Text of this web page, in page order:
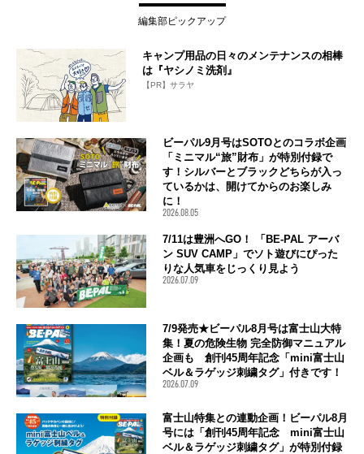
編集部ピックアップ
キャンプ用品の日々のメンテナンスの相棒
は『ヤシノミ洗剤』
【PR】サラヤ
ビーパル9月号はSOTOとのコラボ企画
「ミニマル“旅”財布」が特別付録で
す！シルバーとブラックどちらが入っ
ているかは、開けてからのお楽しみ
に！
2026.08.05
7/11は豊洲へGO！ 「BE-PAL アーバ
ン SUV CAMP」でソト遊びにぴった
りな人気車をじっくり見よう
2026.07.09
7/9発売★ビーパル8月号は富士山大特
集！夏の危険生物 完全防御マニュアル
企画も 創刊45周年記念「mini富士山
ベル＆ラゲッジ刺繍タグ」付きです！
2026.07.09
富士山特集との連動企画！ビーパル8月
号には「創刊45周年記念 mini富士山
ベル＆ラゲッジ刺繍タグ」が特別付録